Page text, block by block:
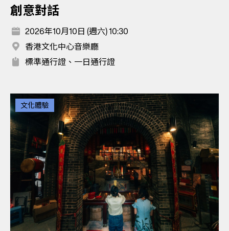
創意對話
2026年10月10日 (週六) 10:30
香港文化中心音樂廳
標準通行證、一日通行證
文化體驗